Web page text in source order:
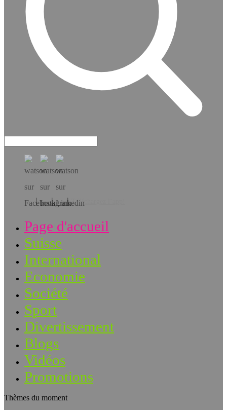
Téléchargez l’app!
Page d'accueil
Suisse
International
Economie
Société
Sport
Divertissement
Blogs
Vidéos
Promotions
Thèmes du moment